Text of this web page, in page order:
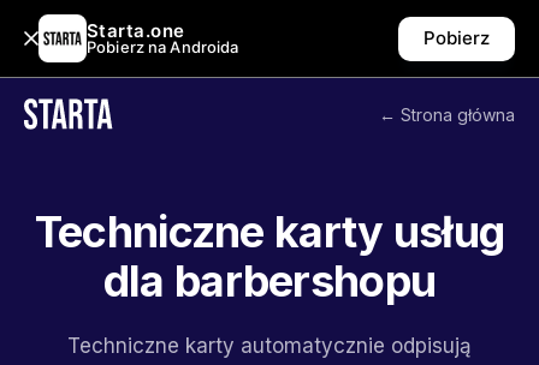
Starta.one
Pobierz na Androida Pobierz
← Strona główna
Techniczne karty usług
dla barbershopu
Techniczne karty automatycznie odpisują